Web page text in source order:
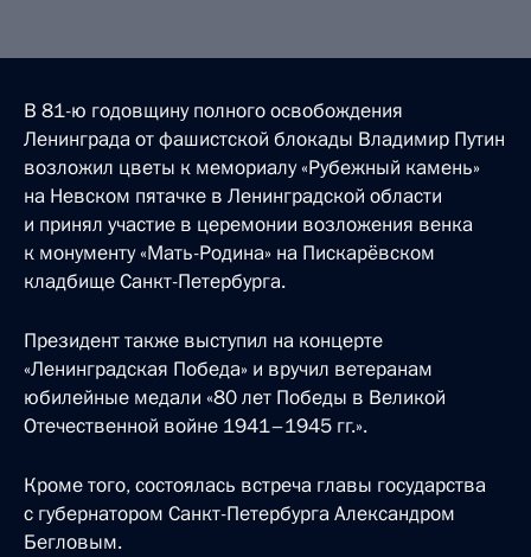
В 81-ю годовщину полного освобождения
Ленинграда от фашистской блокады Владимир Путин
возложил цветы к мемориалу «Рубежный камень»
на Невском пятачке в Ленинградской области
и принял участие в церемонии возложения венка
к монументу «Мать-Родина» на Пискарёвском
кладбище Санкт-Петербурга.
Президент также выступил на концерте
«Ленинградская Победа» и вручил ветеранам
юбилейные медали «80 лет Победы в Великой
Отечественной войне 1941–1945 гг.».
Кроме того, состоялась встреча главы государства
с губернатором Санкт-Петербурга Александром
Бегловым.